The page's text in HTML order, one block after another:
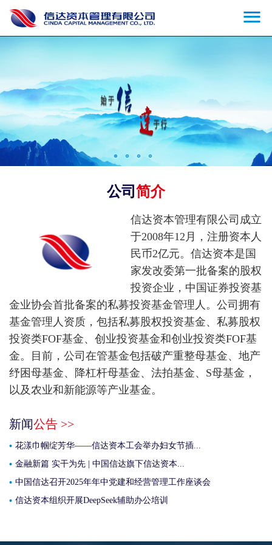

公司简介
信达资本管理有限公司成立
于2008年12月，注册资本人
民币2亿元。信达资本是国
家发改委第一批备案的股权
投资企业，中国证券投资基
金业协会首批备案的私募投资基金管理人。公司拥有
基金管理人资质，包括私募股权投资基金、私募股权
投资类FOF基金、创业投资基金和创业投资类FOF基
金。目前，公司在管基金包括破产重整母基金、地产
纾困母基金、降杠杆母基金、法拍基金、S母基金，
以及农业和新能源等产业基金。
新闻公告 >>
花漾巾帼绽芳华——信达资本工会举办妇女节插...
金融新篇 实干为先 | 中国信达旗下信达资本...
中国信达召开2025年年中党建和经营管理工作座谈会
信达资本组织开展DeepSeek辅助办公培训